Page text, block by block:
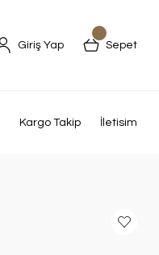
Giriş Yap Sepet
Kargo Takip İletisim